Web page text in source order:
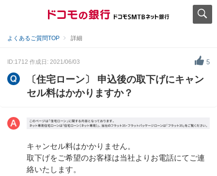
よくあるご質問TOP 詳細
ID:1712 作成日: 2021/06/03 5
〔住宅ローン〕 申込後の取下げにキャン
セル料はかかりますか？
キャンセル料はかかりません。
取下げをご希望のお客様は当社よりお電話にてご連
絡いたします。